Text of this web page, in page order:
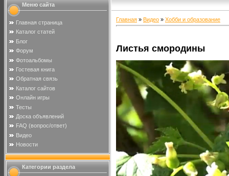
Меню сайта
Главная страница
Каталог статей
Блог
Форум
Фотоальбомы
Гостевая книга
Обратная связь
Каталог сайтов
Онлайн игры
Тесты
Доска объявлений
FAQ (вопрос/ответ)
Видео
Новости
Категории раздела
Главная » Видео » Хобби и образование
Листья смородины